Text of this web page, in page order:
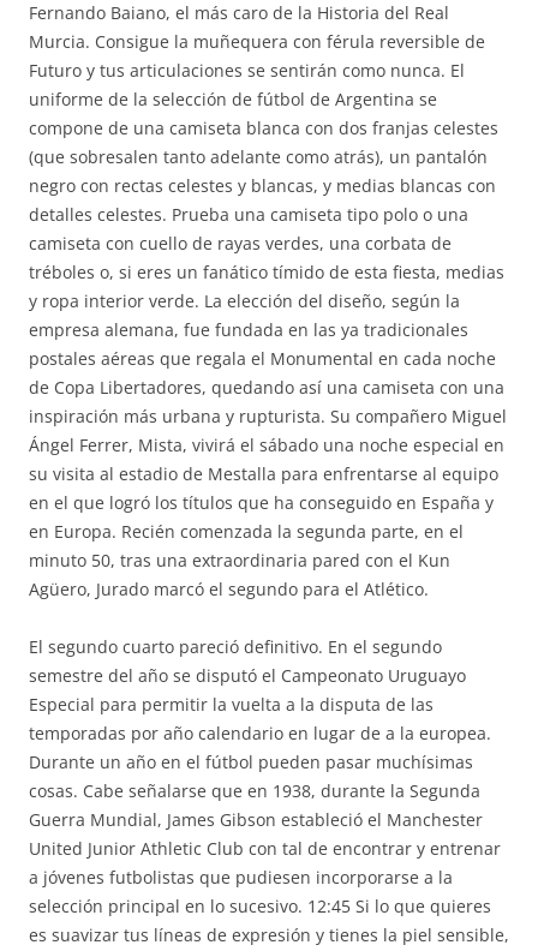
Fernando Baiano, el más caro de la Historia del Real
Murcia. Consigue la muñequera con férula reversible de
Futuro y tus articulaciones se sentirán como nunca. El
uniforme de la selección de fútbol de Argentina se
compone de una camiseta blanca con dos franjas celestes
(que sobresalen tanto adelante como atrás), un pantalón
negro con rectas celestes y blancas, y medias blancas con
detalles celestes. Prueba una camiseta tipo polo o una
camiseta con cuello de rayas verdes, una corbata de
tréboles o, si eres un fanático tímido de esta fiesta, medias
y ropa interior verde. La elección del diseño, según la
empresa alemana, fue fundada en las ya tradicionales
postales aéreas que regala el Monumental en cada noche
de Copa Libertadores, quedando así una camiseta con una
inspiración más urbana y rupturista. Su compañero Miguel
Ángel Ferrer, Mista, vivirá el sábado una noche especial en
su visita al estadio de Mestalla para enfrentarse al equipo
en el que logró los títulos que ha conseguido en España y
en Europa. Recién comenzada la segunda parte, en el
minuto 50, tras una extraordinaria pared con el Kun
Agüero, Jurado marcó el segundo para el Atlético.
El segundo cuarto pareció definitivo. En el segundo
semestre del año se disputó el Campeonato Uruguayo
Especial para permitir la vuelta a la disputa de las
temporadas por año calendario en lugar de a la europea.
Durante un año en el fútbol pueden pasar muchísimas
cosas. Cabe señalarse que en 1938, durante la Segunda
Guerra Mundial, James Gibson estableció el Manchester
United Junior Athletic Club con tal de encontrar y entrenar
a jóvenes futbolistas que pudiesen incorporarse a la
selección principal en lo sucesivo. 12:45 Si lo que quieres
es suavizar tus líneas de expresión y tienes la piel sensible,